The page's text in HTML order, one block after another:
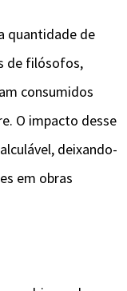
quantidade de
de filósofos,
consumidos
O impacto desse
deixando-
em obras